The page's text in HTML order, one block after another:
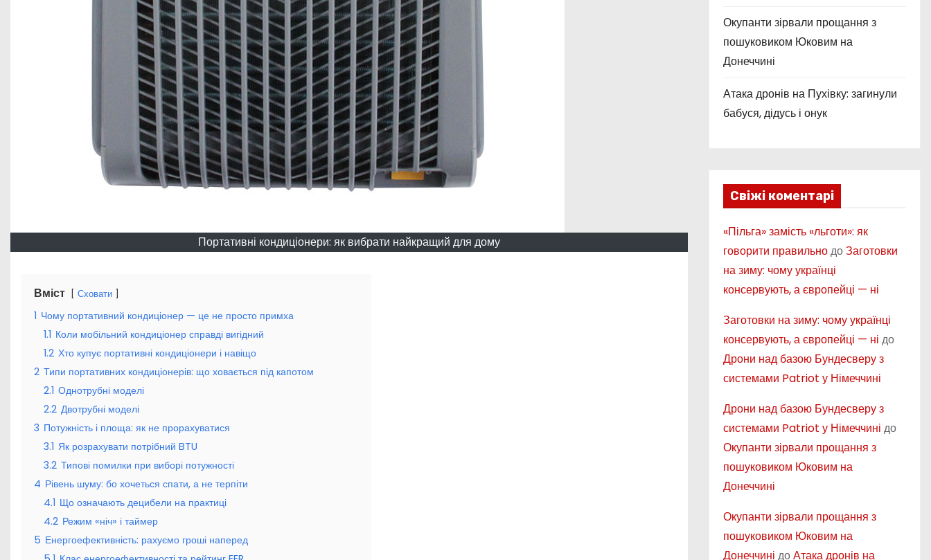
Портативні кондиціонери: як вибрати найкращий для дому
Вміст Сховати
1 Чому портативний кондиціонер — це не просто примха
1.1 Коли мобільний кондиціонер справді вигідний
1.2 Хто купує портативні кондиціонери і навіщо
2 Типи портативних кондиціонерів: що ховається під капотом
2.1 Однотрубні моделі
2.2 Двотрубні моделі
3 Потужність і площа: як не прорахуватися
3.1 Як розрахувати потрібний BTU
3.2 Типові помилки при виборі потужності
4 Рівень шуму: бо хочеться спати, а не терпіти
4.1 Що означають децибели на практиці
4.2 Режим «ніч» і таймер
5 Енергоефективність: рахуємо гроші наперед
Окупанти зірвали прощання з
пошуковиком Юковим на
Донеччині
Атака дронів на Пухівку: загинули
бабуся, дідусь і онук
Свіжі коментарі
«Пільга» замість «льготи»: як
говорити правильнодоЗаготовки
на зиму: чому українці
консервують, а європейці — ні
Заготовки на зиму: чому українці
консервують, а європейці — ні до
Дрони над базою Бундесверу з
системами Patriot у Німеччині
Дрони над базою Бундесверу з
системами Patriot у Німеччині до
Окупанти зірвали прощання з
пошуковиком Юковим на
Донеччині
Окупанти зірвали прощання з
пошуковиком Юковим на
Донеччині доАтака дронів на